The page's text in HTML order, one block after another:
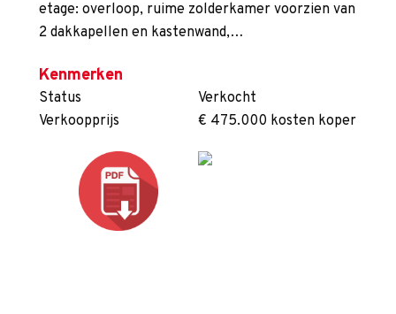
etage: overloop, ruime zolderkamer voorzien van
2 dakkapellen en kastenwand,…
Kenmerken
Status
Verkocht
Verkoopprijs
€ 475.000 kosten koper